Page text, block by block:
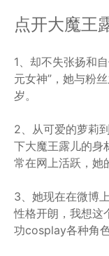
点开大魔王
1、却不失张扬和
元女神”，她与粉
岁。
2、从可爱的萝莉
下大魔王露儿的身
常在网上活跃，她
3、她现在在微博
性格开朗，我想这
功cosplay各种角